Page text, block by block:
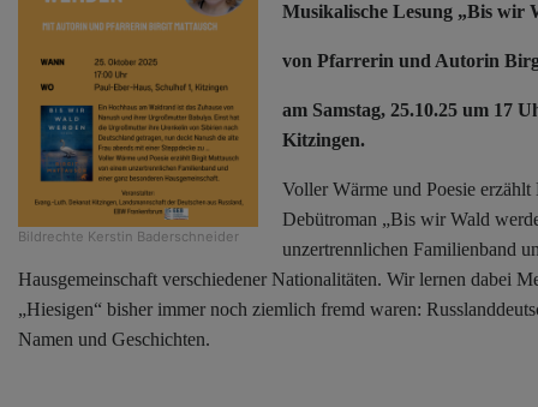
Bildrechte Kerstin Baderschneider
Musikalische Lesung „Bis wir
von Pfarrerin und Autorin
am Samstag, 25.10.25 um 17
Kitzingen.
Voller Wärme und Poesie
Debütroman „Bis wir Wald
unzertrennlichen Familienband
Hausgemeinschaft verschiedener Nationalitäten. Wir lernen dabei
„Hiesigen“ bisher immer noch ziemlich fremd waren:
Namen und Geschichten.